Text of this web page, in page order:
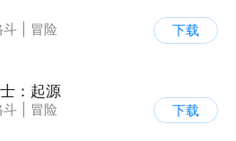
斗
冒险
下载
：起源
斗
冒险
下载